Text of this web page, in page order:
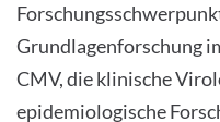
Grundlagenforschung
CMV, die klinische
epidemiologische